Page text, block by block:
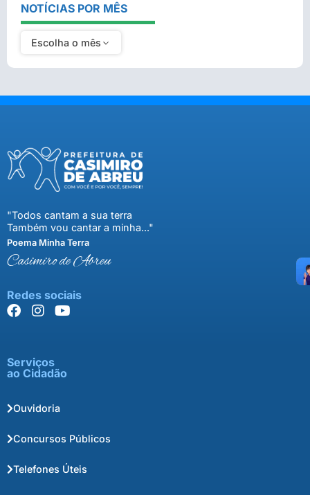
NOTÍCIAS POR MÊS
Escolha o mês
"Todos cantam a sua terra
Também vou cantar a minha..."
Poema Minha Terra
Casimiro de Abreu
Redes sociais
Serviços
ao Cidadão
Ouvidoria
Concursos Públicos
Telefones Úteis